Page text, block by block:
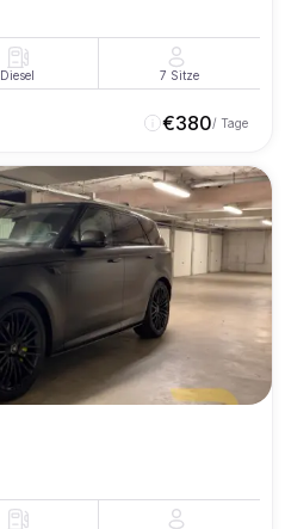
Diesel 7 Sitze
€380/ Tage